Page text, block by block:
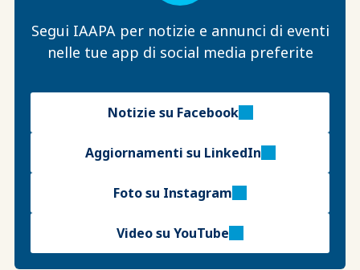
Segui IAAPA per notizie e annunci di eventi
nelle tue app di social media preferite
Notizie su Facebook
Aggiornamenti su LinkedIn
Foto su Instagram
Video su YouTube